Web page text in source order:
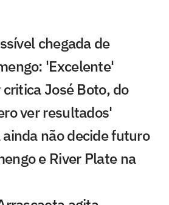
chegada de
'Excelente'
José Boto, do
ver resultados'
não decide futuro
e River Plate na